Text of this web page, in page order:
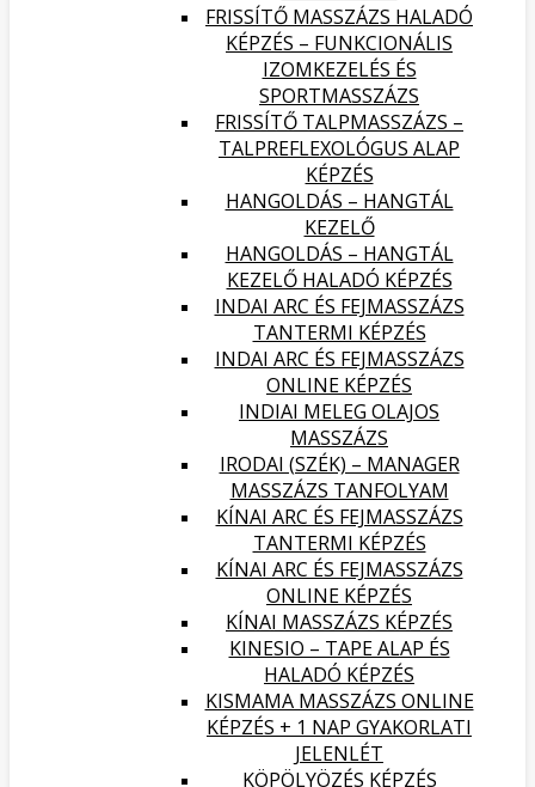
FRISSÍTŐ MASSZÁZS HALADÓ
KÉPZÉS – FUNKCIONÁLIS
IZOMKEZELÉS ÉS
SPORTMASSZÁZS
FRISSÍTŐ TALPMASSZÁZS –
TALPREFLEXOLÓGUS ALAP
KÉPZÉS
HANGOLDÁS – HANGTÁL
KEZELŐ
HANGOLDÁS – HANGTÁL
KEZELŐ HALADÓ KÉPZÉS
INDAI ARC ÉS FEJMASSZÁZS
TANTERMI KÉPZÉS
INDAI ARC ÉS FEJMASSZÁZS
ONLINE KÉPZÉS
INDIAI MELEG OLAJOS
MASSZÁZS
IRODAI (SZÉK) – MANAGER
MASSZÁZS TANFOLYAM
KÍNAI ARC ÉS FEJMASSZÁZS
TANTERMI KÉPZÉS
KÍNAI ARC ÉS FEJMASSZÁZS
ONLINE KÉPZÉS
KÍNAI MASSZÁZS KÉPZÉS
KINESIO – TAPE ALAP ÉS
HALADÓ KÉPZÉS
KISMAMA MASSZÁZS ONLINE
KÉPZÉS + 1 NAP GYAKORLATI
JELENLÉT
KÖPÖLYÖZÉS KÉPZÉS